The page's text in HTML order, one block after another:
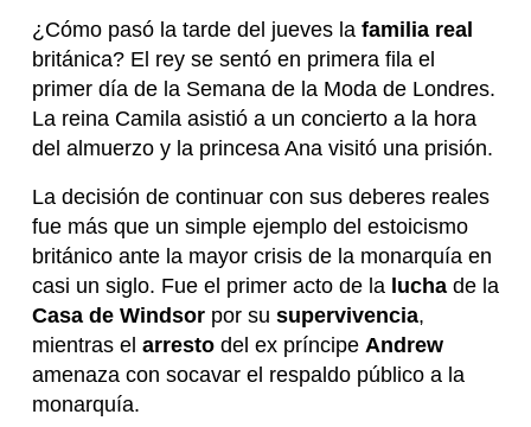
¿Cómo pasó la tarde del jueves la familia real
británica? El rey se sentó en primera fila el
primer día de la Semana de la Moda de Londres.
La reina Camila asistió a un concierto a la hora
del almuerzo y la princesa Ana visitó una prisión.
La decisión de continuar con sus deberes reales
fue más que un simple ejemplo del estoicismo
británico ante la mayor crisis de la monarquía en
casi un siglo. Fue el primer acto de la luchade la
Casa de Windsorpor su supervivencia,
mientras el arrestodel ex príncipe Andrew
amenaza con socavar el respaldo público a la
monarquía.